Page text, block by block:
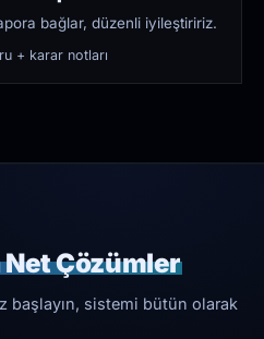
bağlar, düzenli iyileştiririz.
+ karar notları
Çözümler
başlayın, sistemi bütün olarak